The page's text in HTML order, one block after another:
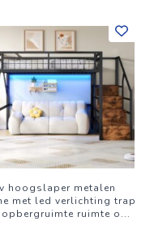
hoogslaper metalen
met led verlichting trap
opbergruimte ruimte o...